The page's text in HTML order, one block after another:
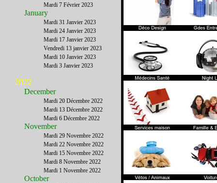
Mardi 7 Février 2023
January
Mardi 31 Janvier 2023
Mardi 24 Janvier 2023
Mardi 17 Janvier 2023
Vendredi 13 janvier 2023
Mardi 10 Janvier 2023
Mardi 3 Janvier 2023
2022
December
Mardi 20 Décembre 2022
Mardi 13 Décembre 2022
Mardi 6 Décembre 2022
November
Mardi 29 Novembre 2022
Mardi 22 Novembre 2022
Mardi 15 Novembre 2022
Mardi 8 Novembre 2022
Mardi 1 Novembre 2022
October